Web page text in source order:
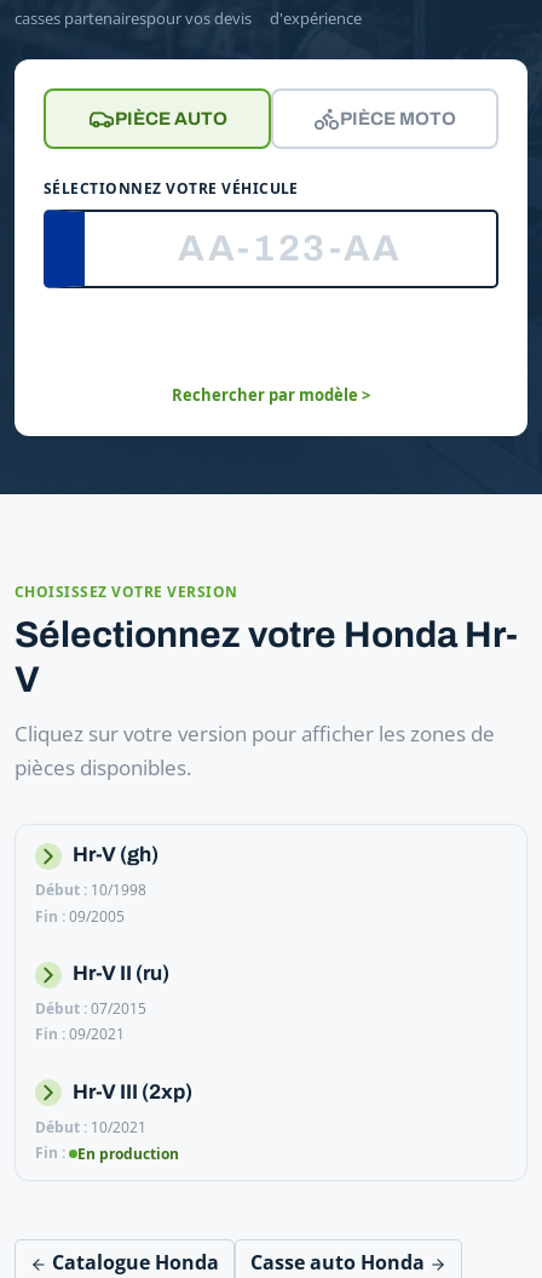
casses partenairespour vos devis d'expérience
PIÈCE AUTO PIÈCE MOTO
SÉLECTIONNEZ VOTRE VÉHICULE
Rechercher par modèle >
CHOISISSEZ VOTRE VERSION
Sélectionnez votre Honda Hr-
V
Cliquez sur votre version pour afficher les zones de
pièces disponibles.
Hr-V (gh)
10/1998
09/2005
Hr-V II (ru)
07/2015
09/2021
Hr-V III (2xp)
10/2021
En production
Catalogue Honda Casse auto Honda